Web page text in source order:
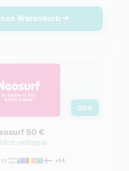
Warenkorb
50€
50 €
verfügbar
+14